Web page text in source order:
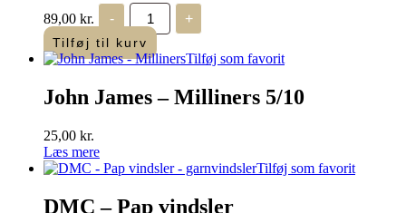
89,00 kr. -
Tille's
Æske
antal
+
Tilføj til kurv
Tilføj som favorit
John James – Milliners 5/10
25,00 kr.
Læs mere
Tilføj som favorit
DMC – Pap vindsler